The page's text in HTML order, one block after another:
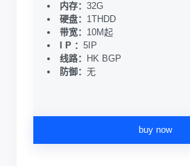
内存： 32G
硬盘： 1THDD
带宽： 10M起
I P ： 5IP
线路：
HK BGP
防御： 无
buy now